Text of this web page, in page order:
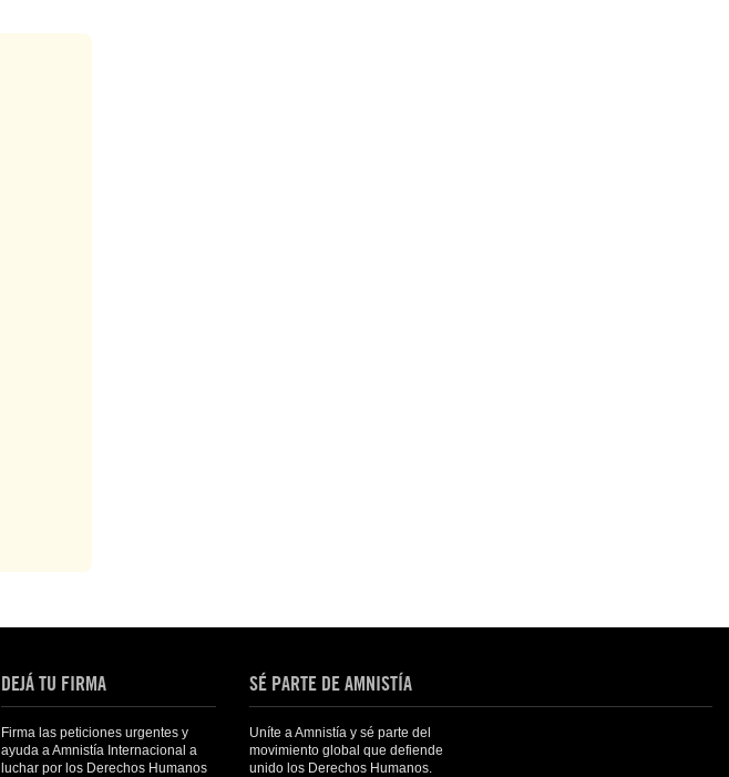
DEJÁ TU FIRMA
Firma las peticiones urgentes y
ayuda a Amnistía Internacional a
luchar por los Derechos Humanos
SÉ PARTE DE AMNISTÍA
Uníte a Amnistía y sé parte del
movimiento global que defiende
unido los Derechos Humanos.